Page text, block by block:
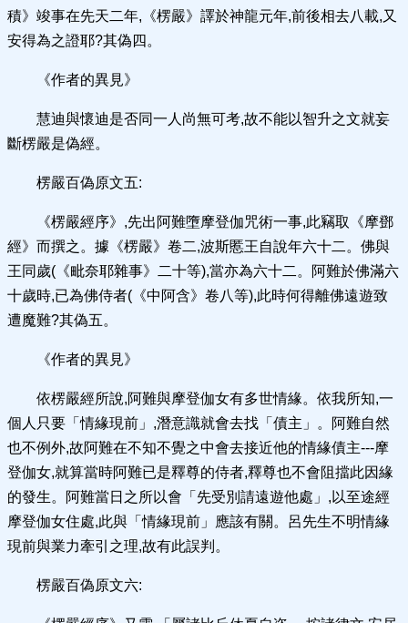
積》竣事在先天二年,《楞嚴》譯於神龍元年,前後相去八載,又
安得為之證耶?其偽四。
《作者的異見》
慧迪與懷迪是否同一人尚無可考,故不能以智升之文就妄
斷楞嚴是偽經。
楞嚴百偽原文五:
《楞嚴經序》,先出阿難墮摩登伽咒術一事,此竊取《摩鄧
經》而撰之。據《楞嚴》卷二,波斯慝王自說年六十二。佛與
王同歲(《毗奈耶雜事》二十等),當亦為六十二。阿難於佛滿六
十歲時,已為佛侍者(《中阿含》卷八等),此時何得離佛遠遊致
遭魔難?其偽五。
《作者的異見》
依楞嚴經所說,阿難與摩登伽女有多世情緣。依我所知,一
個人只要「情緣現前」,潛意識就會去找「債主」。阿難自然
也不例外,故阿難在不知不覺之中會去接近他的情緣債主---摩
登伽女,就算當時阿難已是釋尊的侍者,釋尊也不會阻擋此因緣
的發生。阿難當日之所以會「先受別請遠遊他處」,以至途經
摩登伽女住處,此與「情緣現前」應該有關。呂先生不明情緣
現前與業力牽引之理,故有此誤判。
楞嚴百偽原文六: